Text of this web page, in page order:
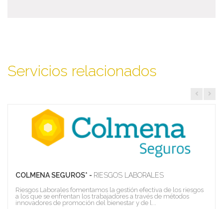
Servicios relacionados
COLMENA SEGUROS* - RIESGOS LABORALES
Riesgos Laborales fomentamos la gestión efectiva de los riesgos
a los que se enfrentan los trabajadores a través de métodos
innovadores de promoción del bienestar y de l...